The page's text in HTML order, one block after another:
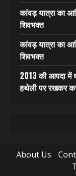
कांवड़ यात्रा का
शिवभक्त
कांवड़ यात्रा का
शिवभक्त
2013 की आपदा में
हथेली पर रखकर
About Us